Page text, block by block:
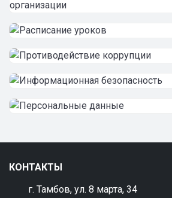
КОНТАКТЫ
г. Тамбов, ул. 8 марта, 34